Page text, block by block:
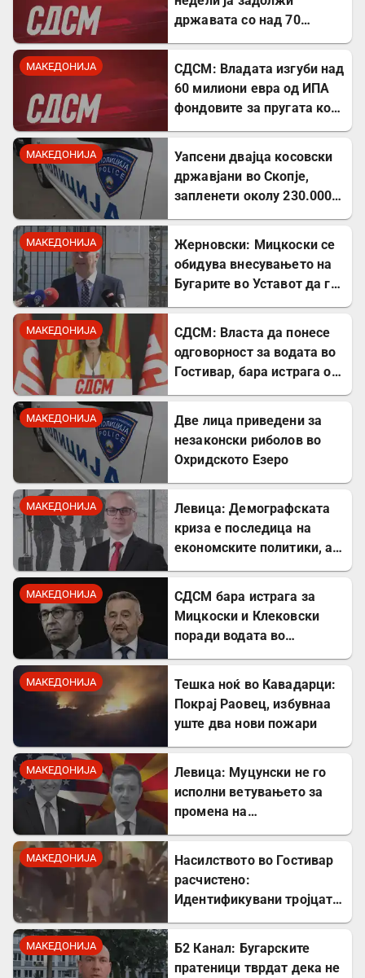
државата со над 70
МАКЕДОНИЈА
СДСМ: Владата изгуби над
60 милиони евра од ИПА
фондовите за пругата кон
МАКЕДОНИЈА
Уапсени двајца косовски
државјани во Скопје,
запленети околу 230.000
МАКЕДОНИЈА
Жерновски: Мицкоски се
обидува внесувањето на
Бугарите во Уставот да го
МАКЕДОНИЈА
СДСМ: Власта да понесе
одговорност за водата во
Гостивар, бара истрага од
МАКЕДОНИЈА
Две лица приведени за
незаконски риболов во
Охридското Езеро
МАКЕДОНИЈА
Левица: Демографската
криза е последица на
економските политики, а
МАКЕДОНИЈА
СДСМ бара истрага за
Мицкоски и Клековски
поради водата во
МАКЕДОНИЈА
Тешка ноќ во Кавадарци:
Покрај Раовец, избувнаа
уште два нови пожари
МАКЕДОНИЈА
Левица: Муцунски не го
исполни ветувањето за
промена на
МАКЕДОНИЈА
Насилството во Гостивар
расчистено:
Идентификувани тројцата
МАКЕДОНИЈА
Б2 Канал: Бугарските
пратеници тврдат дека не